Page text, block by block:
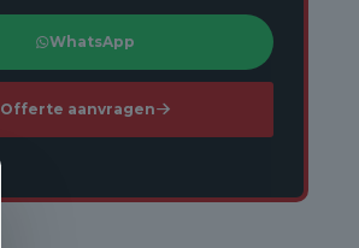
WhatsApp
Offerte aanvragen